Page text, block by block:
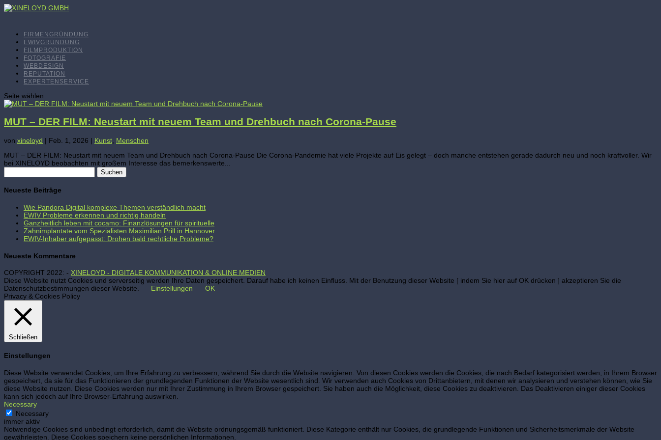
FIRMENGRÜNDUNG
EWIVGRÜNDUNG
FILMPRODUKTION
FOTOGRAFIE
WEBDESIGN
REPUTATION
EXPERTENSERVICE
Seite wählen
MUT – DER FILM: Neustart mit neuem Team und Drehbuch nach Corona-Pause
von xineloyd | Feb. 1, 2026 | Kunst Menschen
MUT – DER FILM: Neustart mit neuem Team und Drehbuch nach Corona-Pause Die Corona-Pandemie hat viele Projekte auf Eis gelegt – doch manche entstehen gerade dadurch neu und noch kraftvoller. Wir
bei XINELOYD beobachten mit großem Interesse das bemerkenswerte...
nach:
Neueste Beiträge
Wie Pandora Digital komplexe Themen verständlich macht
EWIV Probleme erkennen und richtig handeln
Ganzheitlich leben mit cocamo: Finanzlösungen für spirituelle
Zahnimplantate vom Spezialisten Maximilian Prill in Hannover
EWIV-Inhaber aufgepasst: Drohen bald rechtliche Probleme?
Neueste Kommentare
COPYRIGHT 2022: - XINELOYD - DIGITALE KOMMUNIKATION & ONLINE MEDIEN
Diese Website nutzt Cookies und serverseitig werden Ihre Daten gespeichert. Darauf habe ich keinen Einfluss. Mit der Benutzung dieser Website [ indem Sie hier auf OK drücken ] akzeptieren Sie die
Datenschutzbestimmungen dieser Website.
Einstellungen
OK
Privacy & Cookies Policy
Schließen
Einstellungen
Diese Website verwendet Cookies, um Ihre Erfahrung zu verbessern, während Sie durch die Website navigieren. Von diesen Cookies werden die Cookies, die nach Bedarf kategorisiert werden, in Ihrem Browser
gespeichert, da sie für das Funktionieren der grundlegenden Funktionen der Website wesentlich sind. Wir verwenden auch Cookies von Drittanbietern, mit denen wir analysieren und verstehen können, wie Sie
diese Website nutzen. Diese Cookies werden nur mit Ihrer Zustimmung in Ihrem Browser gespeichert. Sie haben auch die Möglichkeit, diese Cookies zu deaktivieren. Das Deaktivieren einiger dieser Cookies
kann sich jedoch auf Ihre Browser-Erfahrung auswirken.
Necessary
Necessary
immer aktiv
Notwendige Cookies sind unbedingt erforderlich, damit die Website ordnungsgemäß funktioniert. Diese Kategorie enthält nur Cookies, die grundlegende Funktionen und Sicherheitsmerkmale der Website
gewährleisten. Diese Cookies speichern keine persönlichen Informationen.